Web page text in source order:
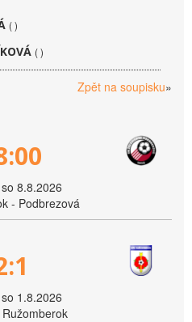
( )
( )
Zpět na soupisku»
8.8.2026
- Podbrezová
1.8.2026